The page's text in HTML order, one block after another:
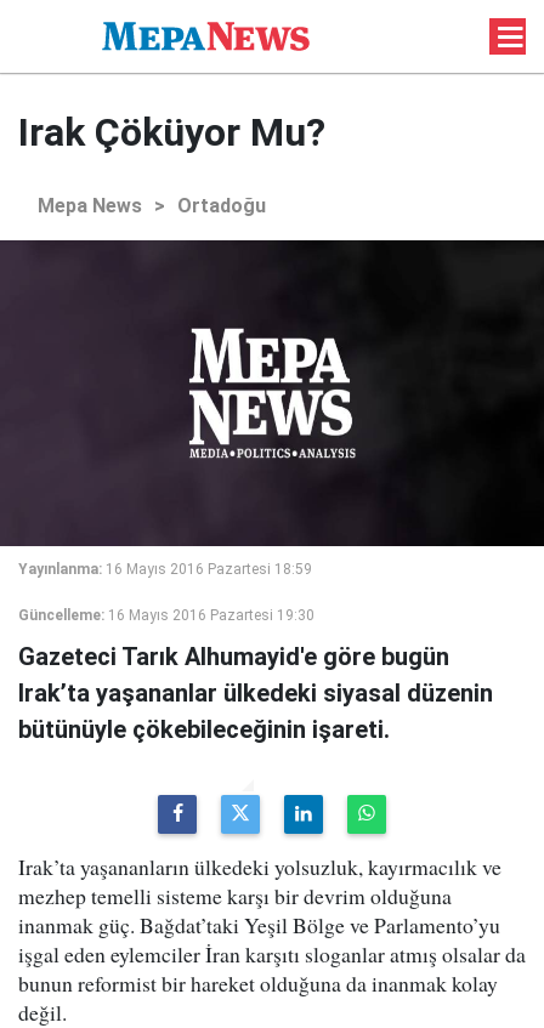
Irak Çöküyor Mu?
Mepa News > Ortadoğu
Yayınlanma: 16 Mayıs 2016 Pazartesi 18:59
Güncelleme: 16 Mayıs 2016 Pazartesi 19:30
Gazeteci Tarık Alhumayid'e göre bugün
Irak’ta yaşananlar ülkedeki siyasal düzenin
bütünüyle çökebileceğinin işareti.
Irak’ta yaşananların ülkedeki yolsuzluk, kayırmacılık ve
mezhep temelli sisteme karşı bir devrim olduğuna
inanmak güç. Bağdat’taki Yeşil Bölge ve Parlamento’yu
işgal eden eylemciler İran karşıtı sloganlar atmış olsalar da
bunun reformist bir hareket olduğuna da inanmak kolay
değil.